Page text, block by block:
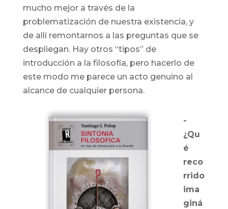
mucho mejor a través de la
problematización de nuestra existencia, y
de allí remontarnos a las preguntas que se
despliegan. Hay otros “tipos” de
introducción a la filosofía, pero hacerlo de
este modo me parece un acto genuino al
alcance de cualquier persona.
-
¿Qu
é
reco
rrido
ima
giná